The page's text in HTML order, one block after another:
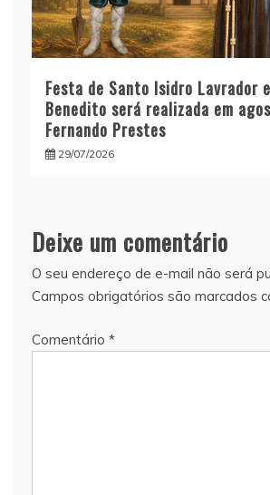
Festa de Santo Isidro Lavrador
Benedito será realizada em
Fernando Prestes
29/07/2026
Deixe um comentário
O seu endereço de e-mail não será
Campos obrigatórios são marcados
Comentário *